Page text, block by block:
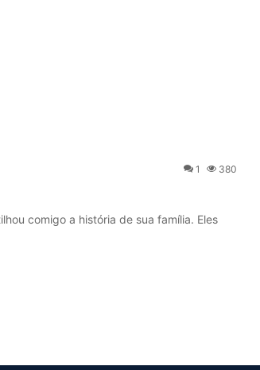
1 380
comigo a história de sua família. Eles